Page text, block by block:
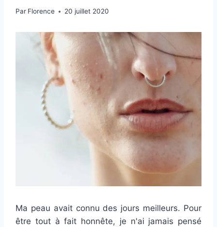
Par Florence 20 juillet 2020
Ma peau avait connu des jours meilleurs. Pour
être tout à fait honnête, je n'ai jamais pensé